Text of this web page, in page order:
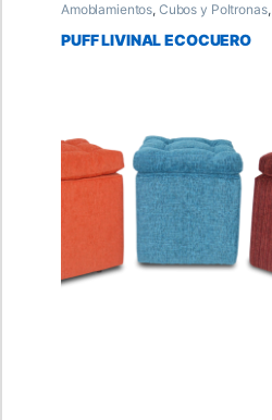
Amoblamientos, Cubos y Poltronas,
Muebles para Living y Comedor
PUFF LIVINAL ECOCUERO